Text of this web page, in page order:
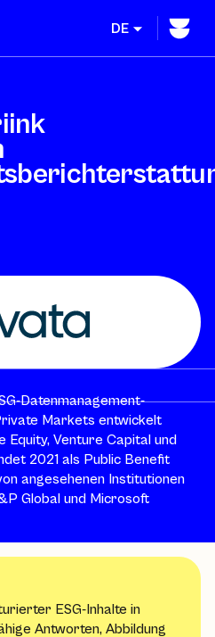
DE
Datenmanagement-
Markets entwickelt
Equity, Venture Capital und
2021 als Public Benefit
angesehenen Institutionen
Global und Microsoft
ESG-Inhalte in
Antworten, Abbildung